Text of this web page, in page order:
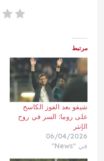
مرتبط
شيفو بعد الفوز الكاسح
على روما: السر في روح
الإنتر
06/04/2026
في "News"